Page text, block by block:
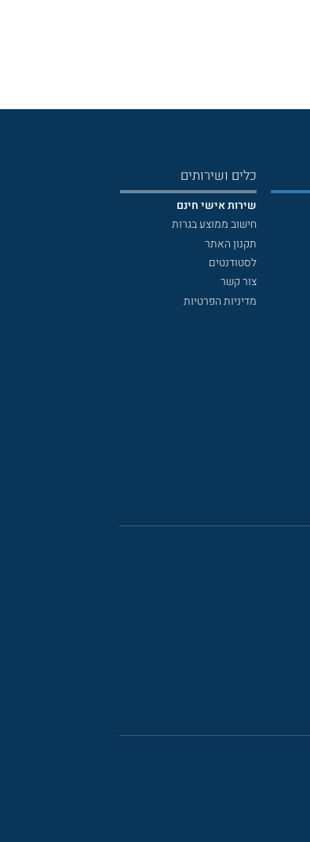
כלים ושירותים
שירות אישי חינם
חישוב ממוצע בגרות
תקנון האתר
לסטודנטים
צור קשר
מדיניות הפרטיות